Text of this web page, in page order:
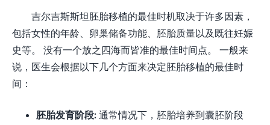
吉尔吉斯斯坦胚胎移植的最佳时机取决于许多因素，
包括女性的年龄、卵巢储备功能、胚胎质量以及既往妊娠
史等。 没有一个放之四海而皆准的最佳时间点。 一般来
说，医生会根据以下几个方面来决定胚胎移植的最佳时
间：
胚胎发育阶段: 通常情况下，胚胎培养到囊胚阶段